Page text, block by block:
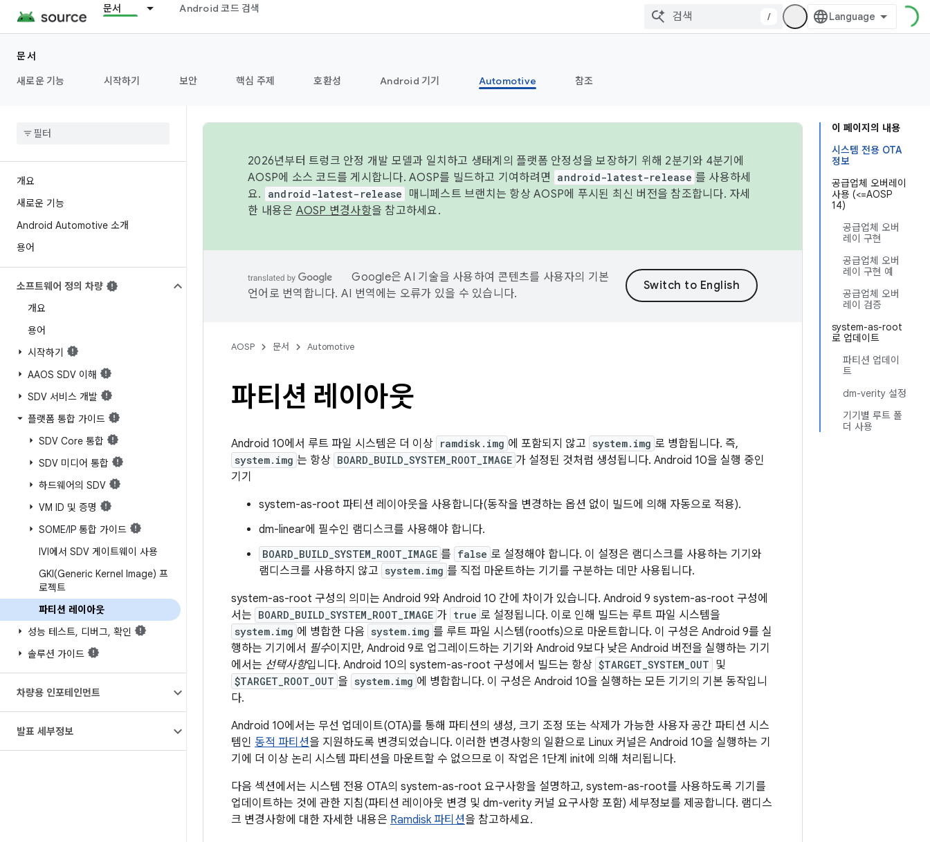
문서 Android 코드 검색
/
문서
새로운 기능
시작하기 보안 핵심 주제 호환성 Android 기기 Automotive 참조
개요
새로운 기능
Android Automotive 소개
용어
소프트웨어 정의 차량
개요
용어
시작하기
AAOS SDV 이해
SDV 서비스 개발
플랫폼 통합 가이드
SDV Core 통합
SDV 미디어 통합
하드웨어의 SDV
VM ID 및 증명
SOME/IP 통합 가이드
IVI에서 SDV 게이트웨이 사용
GKI(Generic Kernel Image) 프
로젝트
파티션 레이아웃
성능 테스트, 디버그, 확인
솔루션 가이드
차량용 인포테인먼트
발표 세부정보
이 페이지의 내용
시스템 전용 OTA
정보
공급업체 오버레이
사용 (<=AOSP
14)
공급업체 오버
레이 구현
공급업체 오버
레이 구현 예
공급업체 오버
레이 검증
system-as-root
로 업데이트
파티션 업데이
트
dm-verity 설정
기기별 루트 폴
더 사용
2026년부터 트렁크 안정 개발 모델과 일치하고 생태계의 플랫폼 안정성을 보장하기 위해 2분기와 4분기에
AOSP에 소스 코드를 게시합니다. AOSP를 빌드하고 기여하려면
android-latest-release 를 사용하세
요.
android-latest-release
매니페스트 브랜치는 항상 AOSP에 푸시된 최신 버전을 참조합니다. 자세
한 내용은 AOSP 변경사항을 참고하세요.
Google은 AI 기술을 사용하여 콘텐츠를 사용자의 기본
언어로 번역합니다. AI 번역에는 오류가 있을 수 있습니다.
AOSP 문서 Automotive
파티션 레이아웃
Android 10에서 루트 파일 시스템은 더 이상 ramdisk.img 에 포함되지 않고 system.img 로 병합됩니다. 즉,
system.img 는 항상 BOARD_BUILD_SYSTEM_ROOT_IMAGE 가 설정된 것처럼 생성됩니다. Android 10을 실행 중인
기기
system-as-root 파티션 레이아웃을 사용합니다(동작을 변경하는 옵션 없이 빌드에 의해 자동으로 적용).
dm-linear에 필수인 램디스크를 사용해야 합니다.
BOARD_BUILD_SYSTEM_ROOT_IMAGE 를 false 로 설정해야 합니다. 이 설정은 램디스크를 사용하는 기기와
램디스크를 사용하지 않고 system.img 를 직접 마운트하는 기기를 구분하는 데만 사용됩니다.
system-as-root 구성의 의미는 Android 9와 Android 10 간에 차이가 있습니다. Android 9 system-as-root 구성에
서는 BOARD_BUILD_SYSTEM_ROOT_IMAGE 가 true 로 설정됩니다. 이로 인해 빌드는 루트 파일 시스템을
system.img 에 병합한 다음 system.img 를 루트 파일 시스템(rootfs)으로 마운트합니다. 이 구성은 Android 9를 실
행하는 기기에서 필수이지만, Android 9로 업그레이드하는 기기와 Android 9보다 낮은 Android 버전을 실행하는 기기
에서는 선택사항입니다. Android 10의 system-as-root 구성에서 빌드는 항상 $TARGET_SYSTEM_OUT 및
$TARGET_ROOT_OUT 을 system.img 에 병합합니다. 이 구성은 Android 10을 실행하는 모든 기기의 기본 동작입니
다.
Android 10에서는 무선 업데이트(OTA)를 통해 파티션의 생성, 크기 조정 또는 삭제가 가능한 사용자 공간 파티션 시스
템인 동적 파티션을 지원하도록 변경되었습니다. 이러한 변경사항의 일환으로 Linux 커널은 Android 10을 실행하는 기
기에 더 이상 논리 시스템 파티션을 마운트할 수 없으므로 이 작업은 1단계 init에 의해 처리됩니다.
다음 섹션에서는 시스템 전용 OTA의 system-as-root 요구사항을 설명하고, system-as-root를 사용하도록 기기를
업데이트하는 것에 관한 지침(파티션 레이아웃 변경 및 dm-verity 커널 요구사항 포함) 세부정보를 제공합니다. 램디스
크 변경사항에 대한 자세한 내용은 Ramdisk 파티션을 참고하세요.